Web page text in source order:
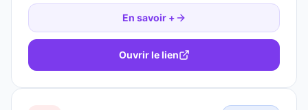
En savoir +
Ouvrir le lien